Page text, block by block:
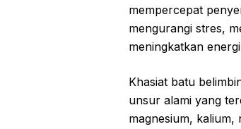
mempercepat
mengurangi stres,
meningkatkan
Khasiat batu
unsur alami yang
magnesium,